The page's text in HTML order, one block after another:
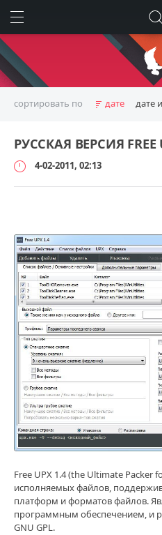
сортировать по дате дате
РУССКАЯ ВЕРСИЯ FREE
4-02-2011, 02:13
7
245
3
Free UPX 1.4 (the Ultimate
исполняемых файлов,
платформ и форматов файлов.
программным обеспечением, и
GNU GPL.